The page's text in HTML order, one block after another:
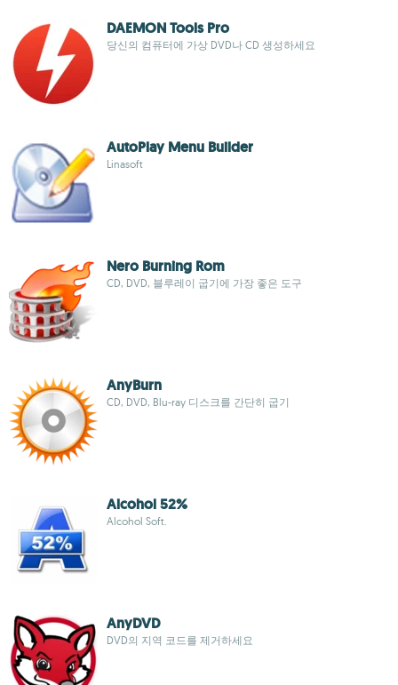
DAEMON Tools Pro
당신의 컴퓨터에 가상 DVD나 CD 생성하세요
AutoPlay Menu Builder
Linasoft
Nero Burning Rom
CD, DVD, 블루레이 굽기에 가장 좋은 도구
AnyBurn
CD, DVD, Blu-ray 디스크를 간단히 굽기
Alcohol 52%
Alcohol Soft.
AnyDVD
DVD의 지역 코드를 제거하세요